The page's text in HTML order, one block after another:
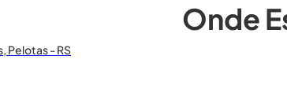
Onde
Pelotas - RS